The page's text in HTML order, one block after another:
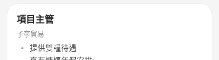
項目主管
子寧貿易
提供雙糧待遇